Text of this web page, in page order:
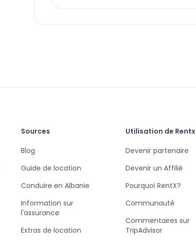
Sources
Blog
Guide de location
Conduire en Albanie
Information sur
l'assurance
Extras de location
Utilisation de Rentx
Devenir partenaire
Devenir un Affilié
Pourquoi RentX?
Communauté
Commentaires sur
TripAdvisor